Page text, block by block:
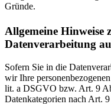
Gründe.
Allgemeine Hinweise
Datenverarbeitung
Sofern Sie in die
wir Ihre
lit. a DSGVO bzw. Art. 9
Datenkategorien nach Art.